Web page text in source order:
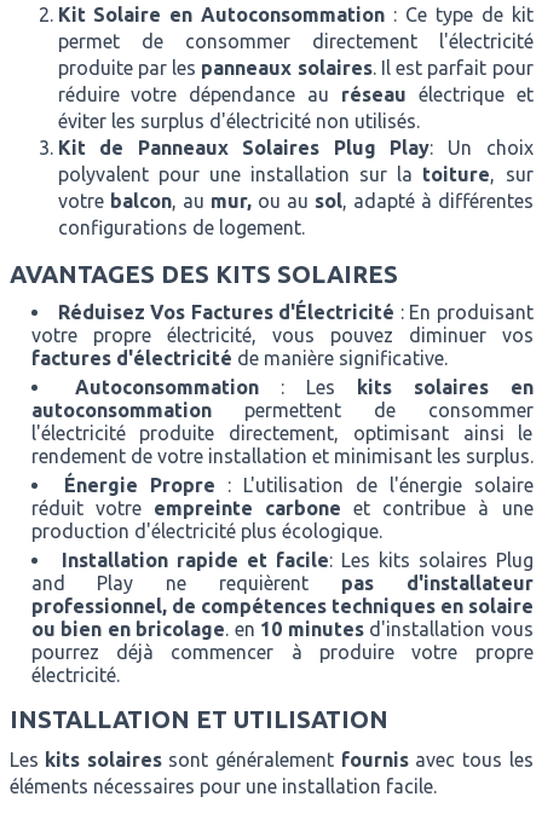
Kit Solaire en Autoconsommation : Ce type de kit
permet de consommer directement l'électricité
produite par les panneaux solaires. Il est parfait pour
réduire votre dépendance au réseau électrique et
éviter les surplus d'électricité non utilisés.
Kit de Panneaux Solaires Plug Play: Un choix
polyvalent pour une installation sur la toiture, sur
votre balcon, au mur, ou au sol, adapté à différentes
configurations de logement.
AVANTAGES DES KITS SOLAIRES
Réduisez Vos Factures d'Électricité : En produisant
votre propre électricité, vous pouvez diminuer vos
factures d'électricité de manière significative.
Autoconsommation : Les kits solaires en
autoconsommation permettent de consommer
l'électricité produite directement, optimisant ainsi le
rendement de votre installation et minimisant les surplus.
Énergie Propre : L'utilisation de l'énergie solaire
réduit votre empreinte carbone et contribue à une
production d'électricité plus écologique.
Installation rapide et facile: Les kits solaires Plug
and Play ne requièrent pas d'installateur
professionnel, de compétences techniques en solaire
ou bien en bricolage. en 10 minutesd'installation vous
pourrez déjà commencer à produire votre propre
électricité.
INSTALLATION ET UTILISATION
Les kits solaires sont généralement fournisavec tous les
éléments nécessaires pour une installation facile.